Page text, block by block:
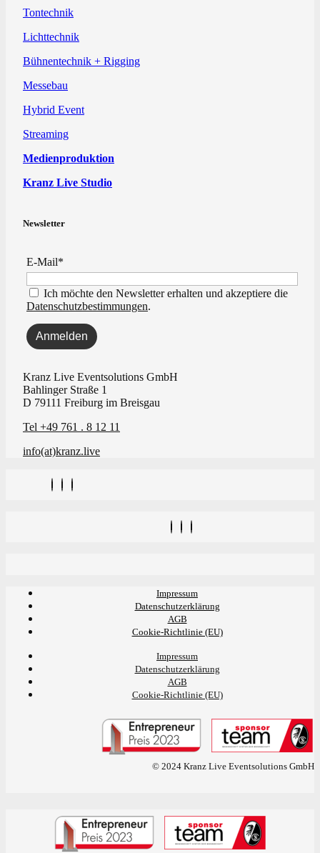
Tontechnik
Lichttechnik
Bühnentechnik + Rigging
Messebau
Hybrid Event
Streaming
Medienproduktion
Kranz Live Studio
Newsletter
E-Mail*
Ich möchte den Newsletter erhalten und akzeptiere die
Datenschutzbestimmungen.
Kranz Live Eventsolutions GmbH
Bahlinger Straße 1
D 79111 Freiburg im Breisgau
Tel +49 761 . 8 12 11
info(at)kranz.live
Impressum
Datenschutzerklärung
AGB
Cookie-Richtlinie (EU)
Impressum
Datenschutzerklärung
AGB
Cookie-Richtlinie (EU)
© 2024 Kranz Live Eventsolutions GmbH